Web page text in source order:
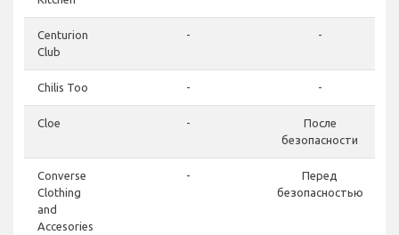
Centurion
Club
- -
Chilis Too - -
Cloe -
После
безопасности
Converse
Clothing
and
Accesories
-
Перед
безопасностью